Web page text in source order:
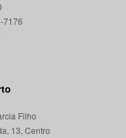
Filho
13, Centro